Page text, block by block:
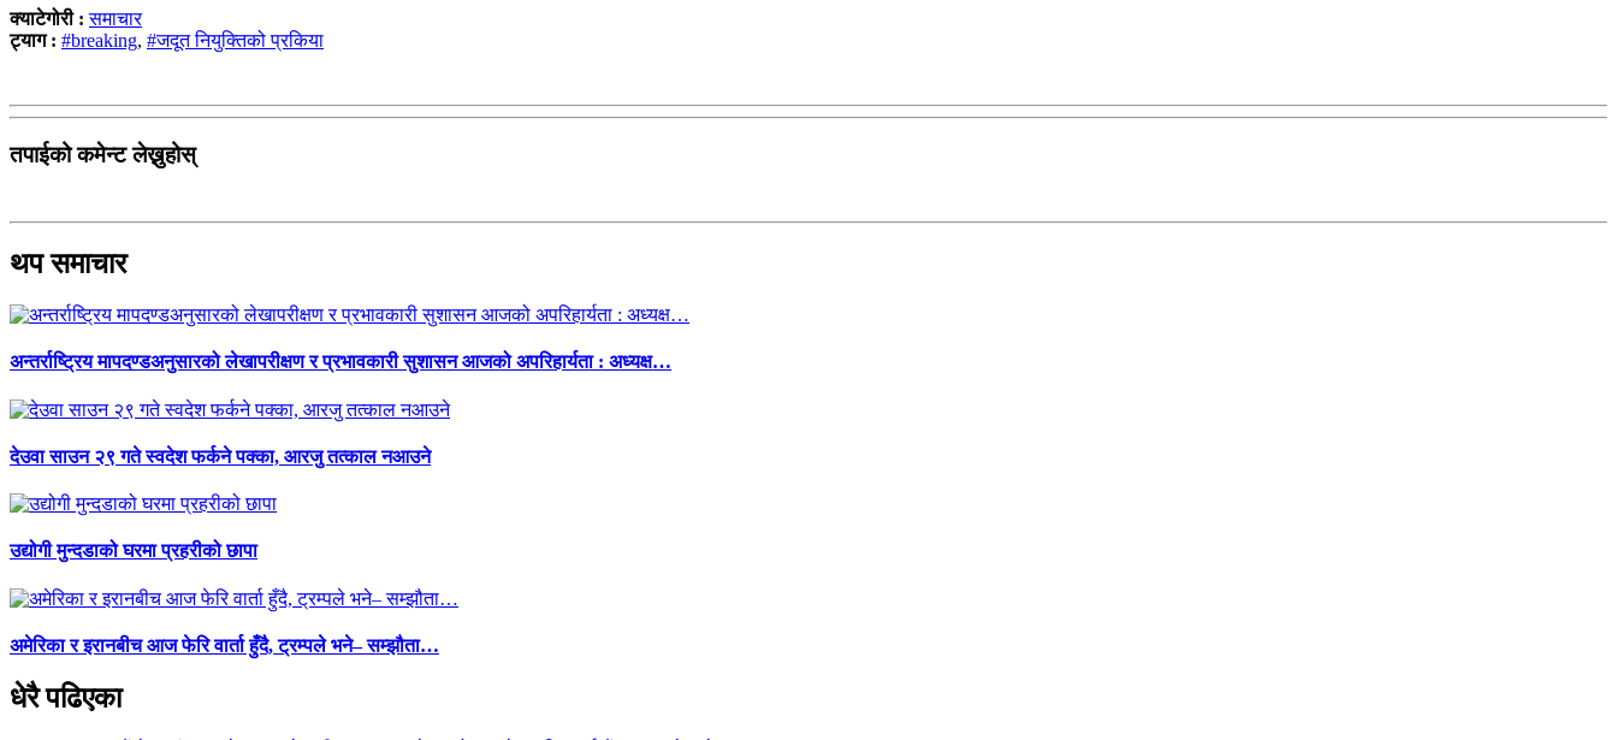
क्याटेगोरी :समाचार
ट्याग : #breaking, #जदूत नियुक्तिको प्रकिया
तपाईको कमेन्ट लेख्नुहोस्
थप समाचार
अन्तर्राष्ट्रिय मापदण्डअनुसारको लेखापरीक्षण र प्रभावकारी सुशासन आजको अपरिहार्यता : अध्यक्ष…
देउवा साउन २९ गते स्वदेश फर्कने पक्का, आरजु तत्काल नआउने
उद्योगी मुन्दडाको घरमा प्रहरीको छापा
अमेरिका र इरानबीच आज फेरि वार्ता हुँदै, ट्रम्पले भने– सम्झौता…
धेरै पढिएका